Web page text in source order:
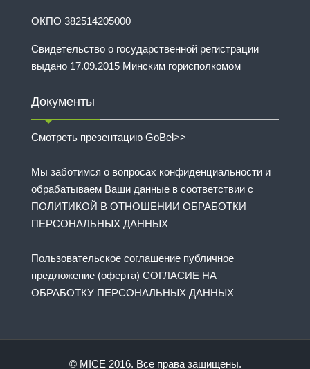
ОКПО 382514205000
Свидетельство о государственной регистрации
выдано 17.09.2015 Минским горисполкомом
Документы
Смотреть презентацию GoBel>>
Мы заботимся о вопросах конфиденциальности и
обрабатываем Ваши данные в соответствии с
ПОЛИТИКОЙ В ОТНОШЕНИИ ОБРАБОТКИ
ПЕРСОНАЛЬНЫХ ДАННЫХ
Пользовательское соглашение публичное
предложение (оферта) СОГЛАСИЕ НА
ОБРАБОТКУ ПЕРСОНАЛЬНЫХ ДАННЫХ
© MICE 2016. Все права защищены.